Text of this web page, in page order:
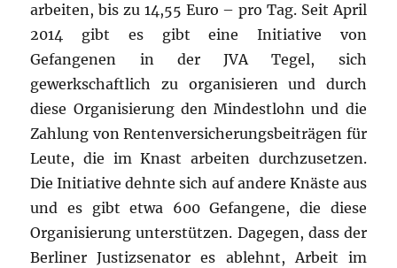
arbeiten, bis zu 14,55 Euro – pro Tag. Seit April
2014 gibt es gibt eine Initiative von
Gefangenen in der JVA Tegel, sich
gewerkschaftlich zu organisieren und durch
diese Organisierung den Mindestlohn und die
Zahlung von Rentenversicherungsbeiträgen für
Leute, die im Knast arbeiten durchzusetzen.
Die Initiative dehnte sich auf andere Knäste aus
und es gibt etwa 600 Gefangene, die diese
Organisierung unterstützen. Dagegen, dass der
Berliner Justizsenator es ablehnt, Arbeit im